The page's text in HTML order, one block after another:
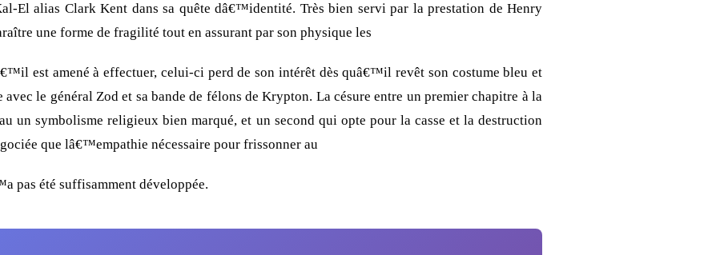
El alias Clark Kent dans sa quête dâ€™identité. Très bien servi par la prestation de Henry
une forme de fragilité tout en assurant par son physique les
est amené à effectuer, celui-ci perd de son intérêt dès quâ€™il revêt son costume bleu et
avec le général Zod et sa bande de félons de Krypton. La césure entre un premier chapitre à la
un symbolisme religieux bien marqué, et un second qui opte pour la casse et la destruction
que lâ€™empathie nécessaire pour frissonner au
pas été suffisamment développée.